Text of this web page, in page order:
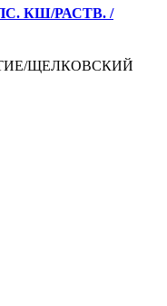
КШ/РАСТВ. /
ЩЕЛКОВСКИЙ